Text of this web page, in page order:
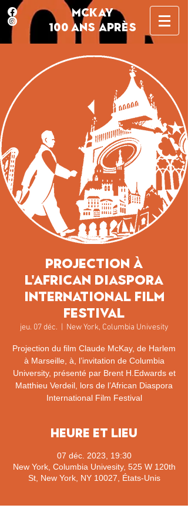
MCKAY
100 ANS APRÈS
Projection à
l'African Diaspora
International Film
Festival
jeu. 07 déc. New York, Columbia Univesity
Projection du film Claude McKay, de Harlem
à Marseille, à, l’invitation de Columbia
University, présenté par Brent H.Edwards et
Matthieu Verdeil, lors de l’African Diaspora
International Film Festival
Heure et lieu
07 déc. 2023, 19:30
New York, Columbia Univesity, 525 W 120th
St, New York, NY 10027, États-Unis